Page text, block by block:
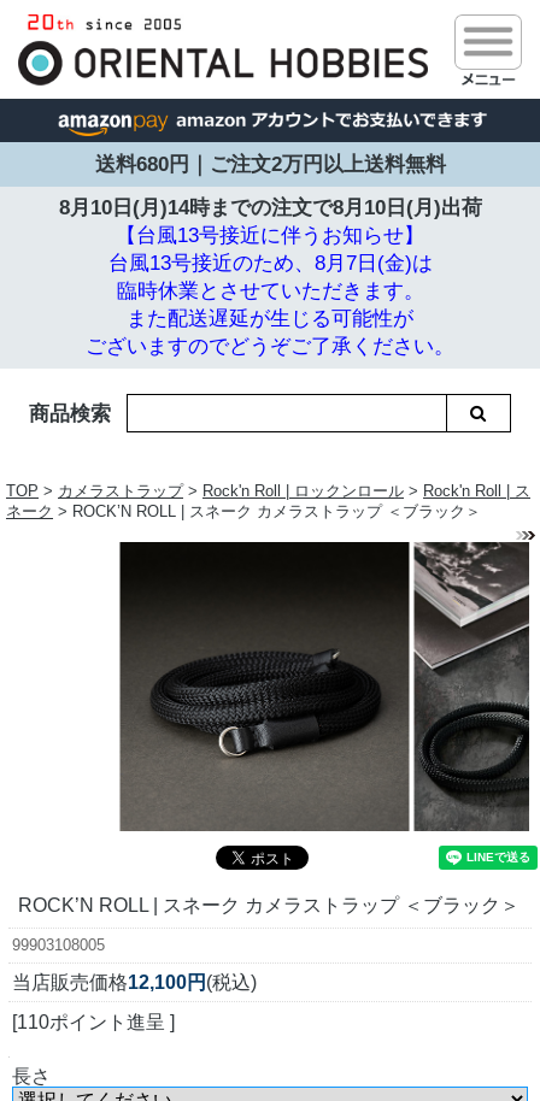
送料680円｜ご注文2万円以上送料無料
8月10日(月)14時までの注文で8月10日(月)出荷
【台風13号接近に伴うお知らせ】
台風13号接近のため、8月7日(金)は
臨時休業とさせていただきます。
また配送遅延が生じる可能性が
ございますのでどうぞご了承ください。
商品検索
TOP > カメラストラップ> Rock'n Roll | ロックンロール > Rock'n Roll | ス
ネーク > ROCK’N ROLL | スネーク カメラストラップ ＜ブラック＞
ROCK’N ROLL | スネーク カメラストラップ ＜ブラック＞
99903108005
当店販売価格12,100円 (税込)
[110ポイント進呈 ]
長さ